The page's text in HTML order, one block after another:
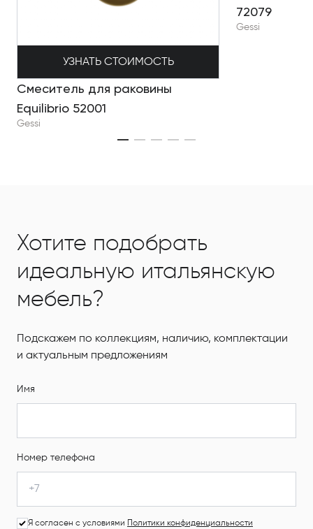
УЗНАТЬ СТОИМОСТЬ
Смеситель для раковины
Equilibrio 52001
Gessi
72079
Gessi
Хотите подобрать
идеальную итальянскую
мебель?
Подскажем по коллекциям, наличию, комплектации
и актуальным предложениям
Имя
Номер телефона
Я согласен с условиями Политики конфиденциальности